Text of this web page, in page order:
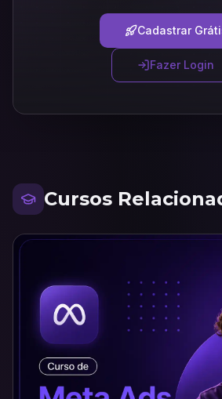
Cadastrar
Fazer Login
Cursos